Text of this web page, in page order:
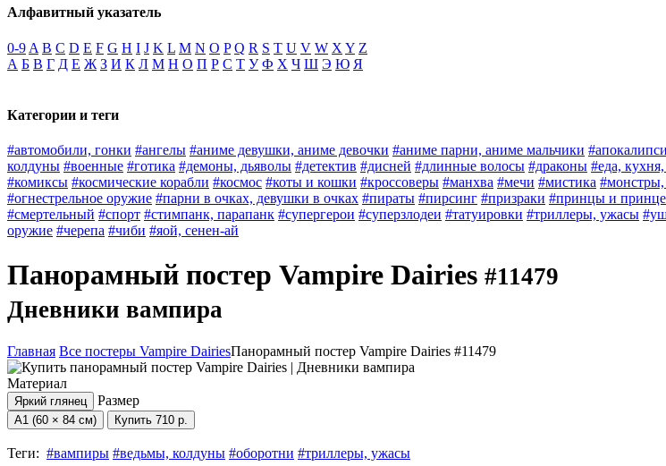
Алфавитный указатель
0-9 A B C D E F G H I J K L M N O P Q R S T U V W X Y Z
А Б В Г Д Е Ж З И К Л М Н О П Р С Т У Ф Х Ч Ш Э Ю Я
Категории и теги
#автомобили, гонки #ангелы #аниме девушки, аниме девочки #аниме парни, аниме мальчики
колдуны #военные #готика #демоны, дьяволы #детектив #дисней #длинные волосы #драконы #еда,
#комиксы #космические корабли #космос #коты и кошки #кроссоверы #манхва #мечи #мистика
#огнестрельное оружие #парни в очках, девушки в очках #пираты #пирсинг #призраки #принцы и
#смертельный #спорт #стимпанк, парапанк #супергерои #суперзлодеи #татуировки #триллеры, ужасы
оружие #черепа #чиби #яой, сенен-ай
Панорамный постер Vampire Dairies #11479
Дневники вампира
Главная Все постеры Vampire DairiesПанорамный постер Vampire Dairies #11479
Материал
Яркий глянец Размер
А1 (60 × 84 см) Купить 710 р.
Теги: #вампиры #ведьмы, колдуны #оборотни #триллеры, ужасы